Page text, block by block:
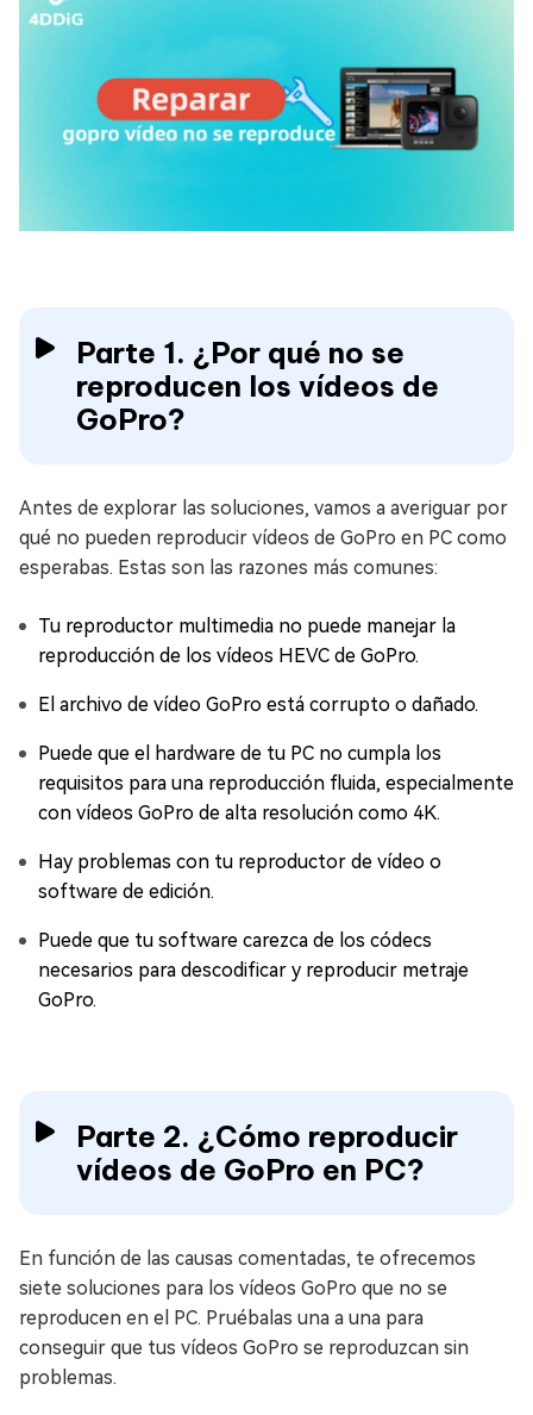
Parte 1. ¿Por qué no se
reproducen los vídeos de
GoPro?
Antes de explorar las soluciones, vamos a averiguar por
qué no pueden reproducir vídeos de GoPro en PC como
esperabas. Estas son las razones más comunes:
Tu reproductor multimedia no puede manejar la
reproducción de los vídeos HEVC de GoPro.
El archivo de vídeo GoPro está corrupto o dañado.
Puede que el hardware de tu PC no cumpla los
requisitos para una reproducción fluida, especialmente
con vídeos GoPro de alta resolución como 4K.
Hay problemas con tu reproductor de vídeo o
software de edición.
Puede que tu software carezca de los códecs
necesarios para descodificar y reproducir metraje
GoPro.
Parte 2. ¿Cómo reproducir
vídeos de GoPro en PC?
En función de las causas comentadas, te ofrecemos
siete soluciones para los vídeos GoPro que no se
reproducen en el PC. Pruébalas una a una para
conseguir que tus vídeos GoPro se reproduzcan sin
problemas.